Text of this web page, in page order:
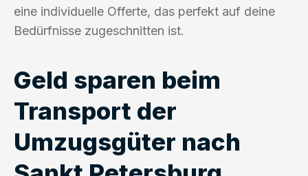
eine individuelle Offerte, das perfekt auf deine
Bedürfnisse zugeschnitten ist.
Geld sparen beim
Transport der
Umzugsgüter nach